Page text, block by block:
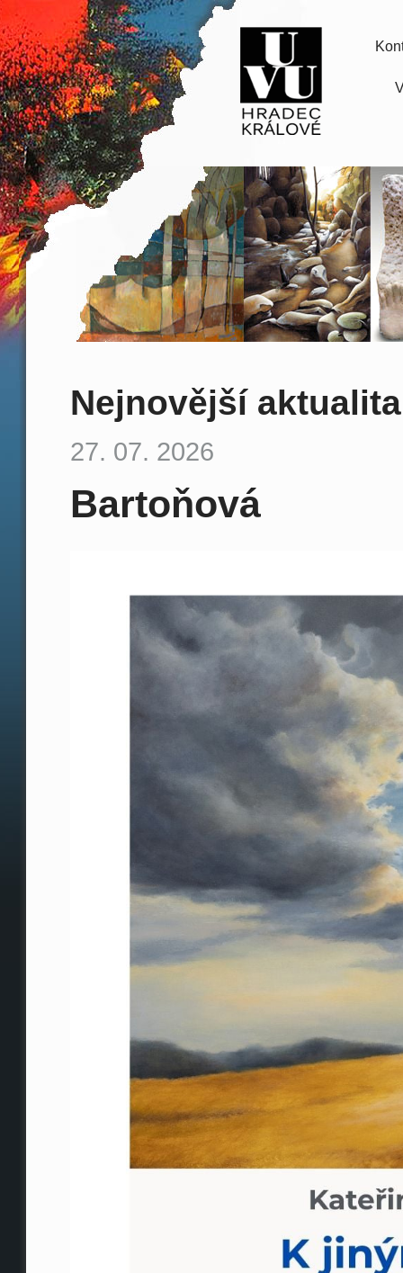
Nejnovější
27. 07. 2026
Bartoňová